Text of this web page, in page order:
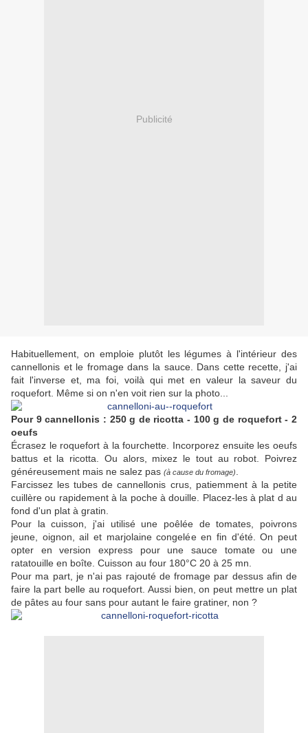
Publicité
Habituellement, on emploie plutôt les légumes à l'intérieur des
cannellonis et le fromage dans la sauce. Dans cette recette, j'ai
fait l'inverse et, ma foi, voilà qui met en valeur la saveur du
roquefort. Même si on n'en voit rien sur la photo...
Pour 9 cannellonis : 250 g de ricotta - 100 g de roquefort - 2
oeufs
Écrasez le roquefort à la fourchette. Incorporez ensuite les oeufs
battus et la ricotta. Ou alors, mixez le tout au robot. Poivrez
généreusement mais ne salez pas (à cause du fromage)
Farcissez les tubes de cannellonis crus, patiemment à la petite
cuillère ou rapidement à la poche à douille. Placez-les à plat d au
fond d'un plat à gratin.
Pour la cuisson, j'ai utilisé une poêlée de tomates, poivrons
jeune, oignon, ail et marjolaine congelée en fin d'été. On peut
opter en version express pour une sauce tomate ou une
ratatouille en boîte. Cuisson au four 180°C 20 à 25 mn.
Pour ma part, je n'ai pas rajouté de fromage par dessus afin de
faire la part belle au roquefort. Aussi bien, on peut mettre un plat
de pâtes au four sans pour autant le faire gratiner, non ?